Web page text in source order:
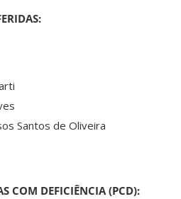
Santos de Oliveira
COM DEFICIÊNCIA (PCD):